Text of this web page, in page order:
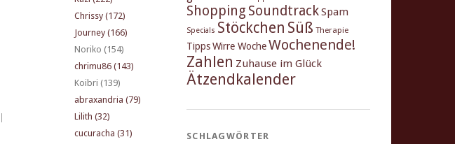
Chrissy (172)
Journey (166)
Noriko (154)
chrimu86 (143)
Koibri (139)
abraxandria (79)
Lilith (32)
cucuracha (31)
Shopping SoundtrackSpam
Specials Stöckchen Süß Therapie
TippsWirre WocheWochenende!
Zahlen Zuhause im Glück
Ätzendkalender
SCHLAGWÖRTER